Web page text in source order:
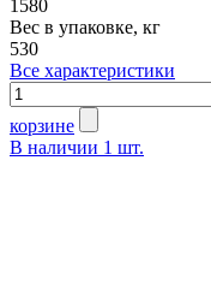
1580
Вес в упаковке, кг
530
Все характеристики
корзине
В наличии 1 шт.